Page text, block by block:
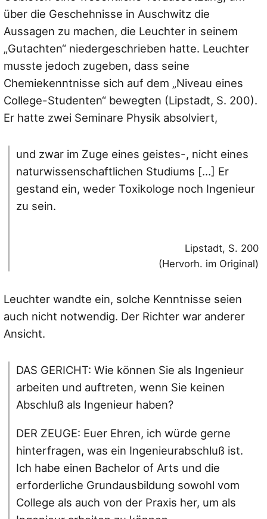
über die Geschehnisse in Auschwitz die
Aussagen zu machen, die Leuchter in seinem
„Gutachten“ niedergeschrieben hatte. Leuchter
musste jedoch zugeben, dass seine
Chemiekenntnisse sich auf dem „Niveau eines
College-Studenten“ bewegten (Lipstadt, S. 200).
Er hatte zwei Seminare Physik absolviert,
und zwar im Zuge eines geistes-, nicht eines
naturwissenschaftlichen Studiums […] Er
gestand ein, weder Toxikologe noch Ingenieur
zu sein.
Lipstadt, S. 200
(Hervorh. im Original)
Leuchter wandte ein, solche Kenntnisse seien
auch nicht notwendig. Der Richter war anderer
Ansicht.
DAS GERICHT: Wie können Sie als Ingenieur
arbeiten und auftreten, wenn Sie keinen
Abschluß als Ingenieur haben?
DER ZEUGE: Euer Ehren, ich würde gerne
hinterfragen, was ein Ingenieurabschluß ist.
Ich habe einen Bachelor of Arts und die
erforderliche Grundausbildung sowohl vom
College als auch von der Praxis her, um als